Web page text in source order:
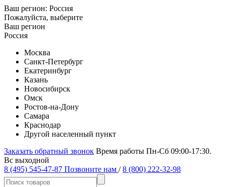
Ваш регион: Россия
Пожалуйста, выберите
Ваш регион
Россия
Москва
Санкт-Петербург
Екатеринбург
Казань
Новосибирск
Омск
Ростов-на-Дону
Самара
Краснодар
Другой населенный пункт
Заказать обратный звонок Время работы Пн-Сб 09:00-17:30.
Вс выходной
8 (495) 545-47-87 Позвоните нам / 8 (800) 222-32-98